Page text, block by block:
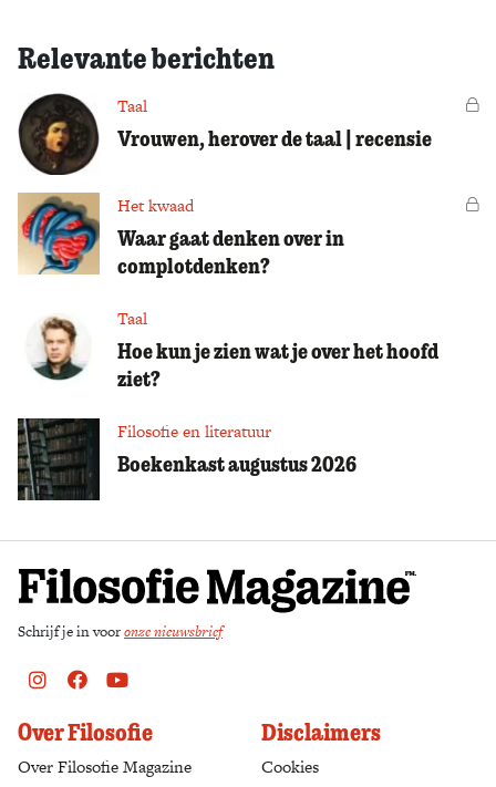
Relevante berichten
Taal
Vrouwen, herover de taal | recensie
Het kwaad
Waar gaat denken over in
complotdenken?
Taal
Hoe kun je zien wat je over het hoofd
ziet?
Filosofie en literatuur
Boekenkast augustus 2026
Schrijf je in vooronze nieuwsbrief
Instagram
FacebookYoutube
Over Filosofie
Over Filosofie Magazine
Disclaimers
Cookies